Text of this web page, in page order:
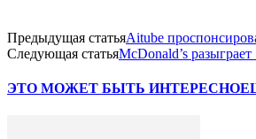
Предыдущая статьяAitube
Следующая статьяMcDonald’s
ЭТО МОЖЕТ БЫТЬ ИНТЕРЕСНО